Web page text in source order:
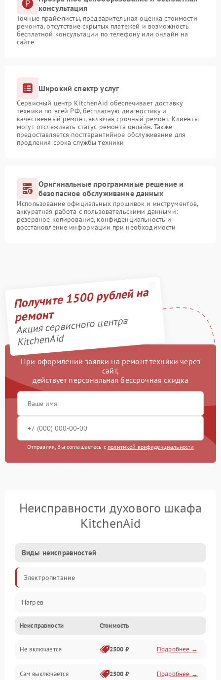
консультация
Точные прайс-листы, предварительная оценка стоимости
ремонта, отсутствие скрытых платежей и возможность
бесплатной консультации по телефону или онлайн на
сайте
Широкий спектр услуг
Сервисный центр KitchenAid обеспечивает доставку
техники по всей РФ, бесплатную диагностику и
качественный ремонт, включая срочный ремонт. Клиенты
могут отслеживать статус ремонта онлайн. Также
предоставляется постгарантийное обслуживание для
продления срока службы техники
Оригинальные программные решение и
безопасное обслуживание данных
Использование официальных прошивок и инструментов,
аккуратная работа с пользовательскими данными:
резервное копирование, конфиденциальность и
восстановление информации при необходимости
Получите 1500 рублей на
ремонт
Акция сервисного центра
KitchenAid
При оформлении заявки на ремонт техники через
сайт,
действует персональная бессрочная скидка
Отправляя, Вы соглашаетесь с политикой конфиденциальности
Неисправности духового шкафа
KitchenAid
Виды неисправностей
Электропитание
Нагрев
Неисправности Стоимость
Не включается 2500 ₽ Подробнее →
Сам выключается 2500 ₽ Подробнее →